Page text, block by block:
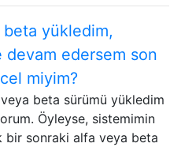
yükledim,
edersem son
miyim?
beta sürümü yükledim
Öyleyse, sistemimin
bir sonraki alfa veya beta